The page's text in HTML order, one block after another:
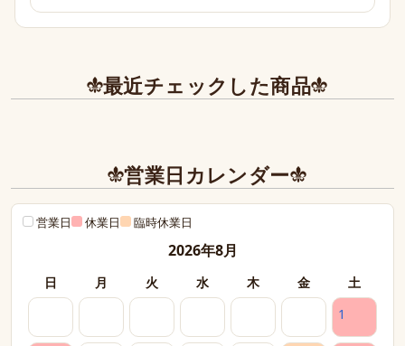
て本当に嬉しかったです。
封下さり有難うございました！感激致しました。
また今後とも利用させて頂きたく染み入りました。
最近チェックした商品
営業日カレンダー
営業日 休業日 臨時休業日
2026年8月
日 月 火 水 木 金
土
1